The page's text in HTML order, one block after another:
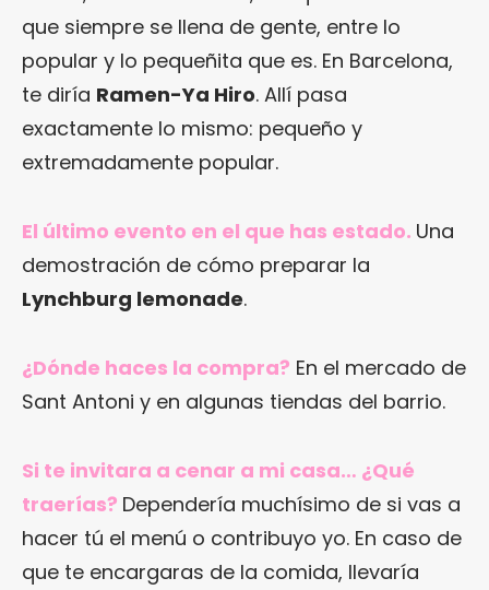
que siempre se llena de gente, entre lo
popular y lo pequeñita que es. En Barcelona,
te diría Ramen-Ya Hiro. Allí pasa
exactamente lo mismo: pequeño y
extremadamente popular.
El último evento en el que has estado. Una
demostración de cómo preparar la
Lynchburg lemonade.
¿Dónde haces la compra? En el mercado de
Sant Antoni y en algunas tiendas del barrio.
Si te invitara a cenar a mi casa… ¿Qué
traerías? Dependería muchísimo de si vas a
hacer tú el menú o contribuyo yo. En caso de
que te encargaras de la comida, llevaría